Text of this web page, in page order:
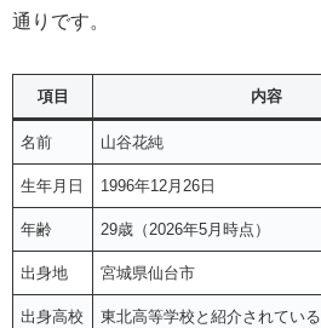
通りです。
項目 内容
名前 山谷花純
生年月日 1996年12月26日
年齢 29歳（2026年5月時点）
出身地 宮城県仙台市
出身高校 東北高等学校と紹介されている